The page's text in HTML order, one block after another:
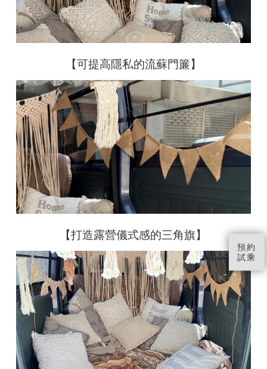
【可提高隱私的流蘇門簾】
【打造露營儀式感的三角旗】
預約
試乘